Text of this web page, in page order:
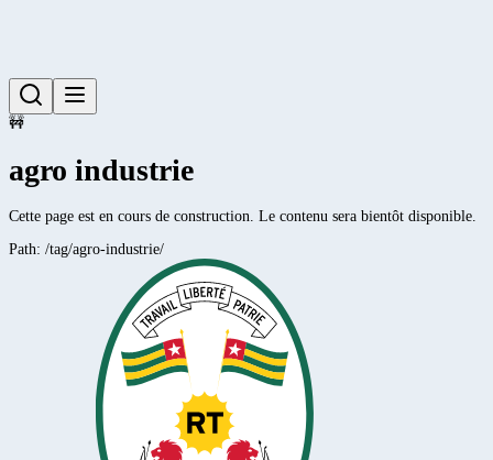
🚧
agro industrie
Cette page est en cours de construction. Le contenu sera bientôt disponible.
Path: /tag/agro-industrie/